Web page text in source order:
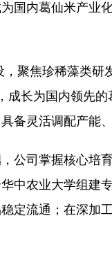
国内葛仙米产业
聚焦珍稀藻类
长为国内领先
备灵活调配产能
公司掌握核心培
中农业大学组建
定流通；在深加